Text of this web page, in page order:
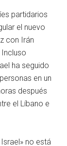
partidarios
el nuevo
con Irán
Incluso
ha seguido
en un
después
el Líbano e
no está